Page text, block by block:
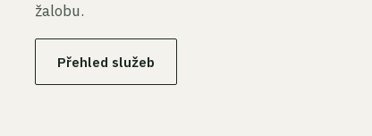
žalobu.
Přehled služeb